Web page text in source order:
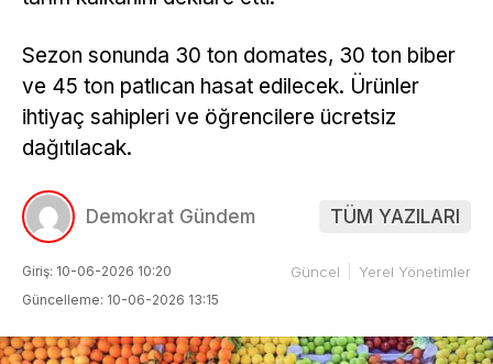
Sezon sonunda 30 ton domates, 30 ton biber
ve 45 ton patlıcan hasat edilecek. Ürünler
ihtiyaç sahipleri ve öğrencilere ücretsiz
dağıtılacak.
Demokrat Gündem TÜM YAZILARI
Giriş: 10-06-2026 10:20
Güncelleme: 10-06-2026 13:15
Güncel Yerel Yönetimler